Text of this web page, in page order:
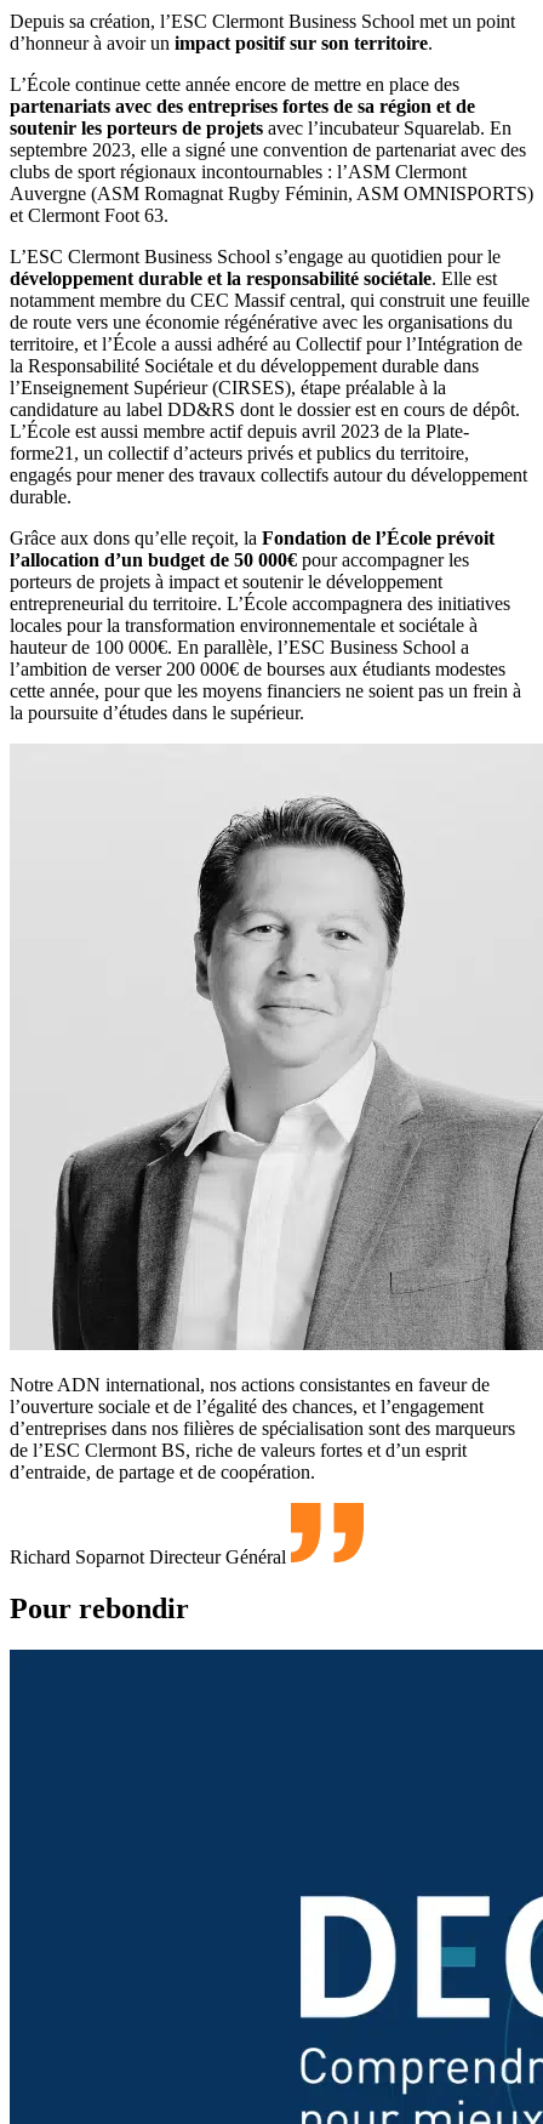
Depuis sa création, l’ESC Clermont Business School met un point
d’honneur à avoir un impact positif sur son territoire.
L’École continue cette année encore de mettre en place des
partenariats avec des entreprises fortes de sa région et de
soutenir les porteurs de projets avec l’incubateur Squarelab. En
septembre 2023, elle a signé une convention de partenariat avec des
clubs de sport régionaux incontournables : l’ASM Clermont
Auvergne (ASM Romagnat Rugby Féminin, ASM OMNISPORTS)
et Clermont Foot 63.
L’ESC Clermont Business School s’engage au quotidien pour le
développement durable et la responsabilité sociétale. Elle est
notamment membre du CEC Massif central, qui construit une feuille
de route vers une économie régénérative avec les organisations du
territoire, et l’École a aussi adhéré au Collectif pour l’Intégration de
la Responsabilité Sociétale et du développement durable dans
l’Enseignement Supérieur (CIRSES), étape préalable à la
candidature au label DD&RS dont le dossier est en cours de dépôt.
L’École est aussi membre actif depuis avril 2023 de la Plate-
forme21, un collectif d’acteurs privés et publics du territoire,
engagés pour mener des travaux collectifs autour du développement
durable.
Grâce aux dons qu’elle reçoit, la Fondation de l’École prévoit
l’allocation d’un budget de 50 000€ pour accompagner les
porteurs de projets à impact et soutenir le développement
entrepreneurial du territoire. L’École accompagnera des initiatives
locales pour la transformation environnementale et sociétale à
hauteur de 100 000€. En parallèle, l’ESC Business School a
l’ambition de verser 200 000€ de bourses aux étudiants modestes
cette année, pour que les moyens financiers ne soient pas un frein à
la poursuite d’études dans le supérieur.
Notre ADN international, nos actions consistantes en faveur de
l’ouverture sociale et de l’égalité des chances, et l’engagement
d’entreprises dans nos filières de spécialisation sont des marqueurs
de l’ESC Clermont BS, riche de valeurs fortes et d’un esprit
d’entraide, de partage et de coopération.
Richard Soparnot Directeur Général
Pour rebondir